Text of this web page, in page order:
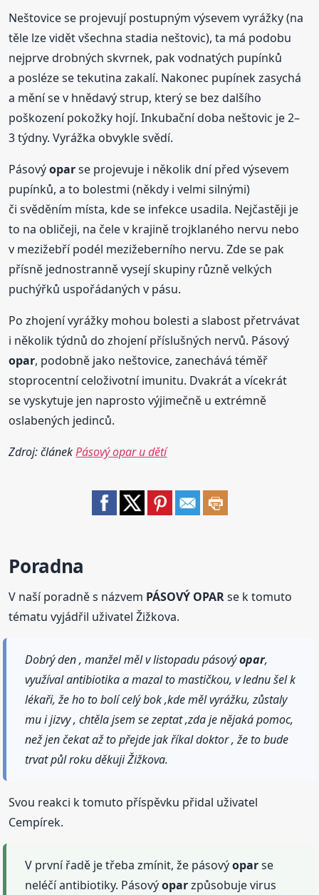
Neštovice se projevují postupným výsevem vyrážky (na
těle lze vidět všechna stadia neštovic), ta má podobu
nejprve drobných skvrnek, pak vodnatých pupínků
a posléze se tekutina zakalí. Nakonec pupínek zasychá
a mění se v hnědavý strup, který se bez dalšího
poškození pokožky hojí. Inkubační doba neštovic je 2–
3 týdny. Vyrážka obvykle svědí.
Pásovýoparse projevuje i několik dní před výsevem
pupínků, a to bolestmi (někdy i velmi silnými)
či svěděním místa, kde se infekce usadila. Nejčastěji je
to na obličeji, na čele v krajině trojklaného nervu nebo
v mezižebří podél mezižeberního nervu. Zde se pak
přísně jednostranně vysejí skupiny různě velkých
puchýřků uspořádaných v pásu.
Po zhojení vyrážky mohou bolesti a slabost přetrvávat
i několik týdnů do zhojení příslušných nervů. Pásový
opar, podobně jako neštovice, zanechává téměř
stoprocentní celoživotní imunitu. Dvakrát a vícekrát
se vyskytuje jen naprosto výjimečně u extrémně
oslabených jedinců.
Zdroj: článekPásový opar u dětí
Poradna
V naší poradně s názvem PÁSOVÝ OPARse k tomuto
tématu vyjádřil uživatel Žižkova.
Dobrý den , manžel měl v listopadu pásovýopar,
využíval antibiotika a mazal to mastičkou, v lednu šel k
lékaři, že ho to bolí celý bok ,kde měl vyrážku, zůstaly
mu i jizvy , chtěla jsem se zeptat ,zda je nějaká pomoc,
než jen čekat až to přejde jak říkal doktor , že to bude
trvat půl roku děkuji Žižkova.
Svou reakci k tomuto příspěvku přidal uživatel
Cempírek.
V první řadě je třeba zmínit, že pásovýoparse
neléčí antibiotiky. Pásovýoparzpůsobuje virus